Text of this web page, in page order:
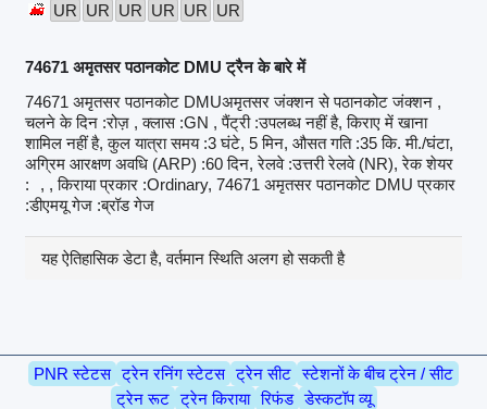
UR UR UR UR UR UR
74671 अमृतसर पठानकोट DMU ट्रैन के बारे में
74671 अमृतसर पठानकोट DMUअमृतसर जंक्शन से पठानकोट जंक्शन ,
चलने के दिन :रोज़ , क्लास :GN , पैंट्री :उपलब्ध नहीं है, किराए में खाना
शामिल नहीं है, कुल यात्रा समय :3 घंटे, 5 मिन, औसत गति :35 कि. मी./घंटा,
अग्रिम आरक्षण अवधि (ARP) :60 दिन, रेलवे :उत्तरी रेलवे (NR), रेक शेयर
:
, , किराया प्रकार :Ordinary, 74671 अमृतसर पठानकोट DMU प्रकार
:डीएमयू गेज :ब्रॉड गेज
यह ऐतिहासिक डेटा है, वर्तमान स्थिति अलग हो सकती है
PNR स्टेटस ट्रेन रनिंग स्टेटस ट्रेन सीट स्टेशनों के बीच ट्रेन / सीट
ट्रेन रूट ट्रेन किराया रिफंड डेस्कटॉप व्यू